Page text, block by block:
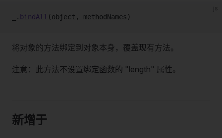
_. bindAll (object, methodNames)
将对象的方法绑定到对象本身，覆盖现有方法。
注意：此方法不设置绑定函数的 "length" 属性。
新增于